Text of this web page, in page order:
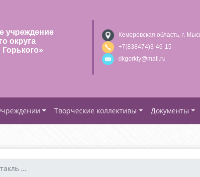
учреждение
округа
Кемеровская область, г.
+7(838474)3-46-15
dkgorkiy@mail.ru
Творческие коллективы Документы
...